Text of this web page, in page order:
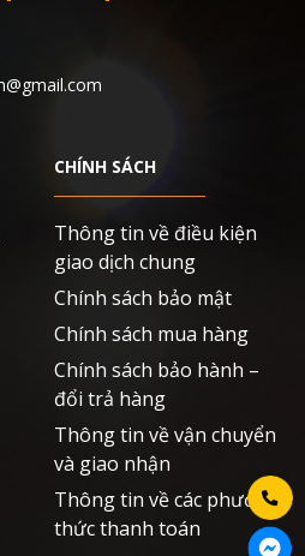
CHÍNH SÁCH
Thông tin về điều kiện
giao dịch chung
Chính sách bảo mật
Chính sách mua hàng
Chính sách bảo hành –
đổi trả hàng
Thông tin về vận chuyển
và giao nhận
Thông tin về các phương
thức thanh toán